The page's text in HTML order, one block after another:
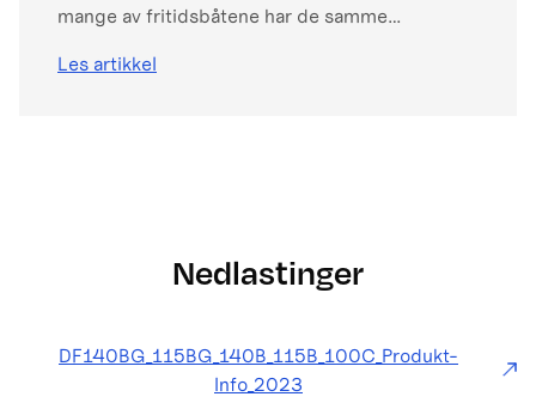
mange av fritidsbåtene har de samme
som ny.
Les artikkel
Nedlastinger
DF140BG_115BG_140B_115B_100C_Produkt-
Info_2023